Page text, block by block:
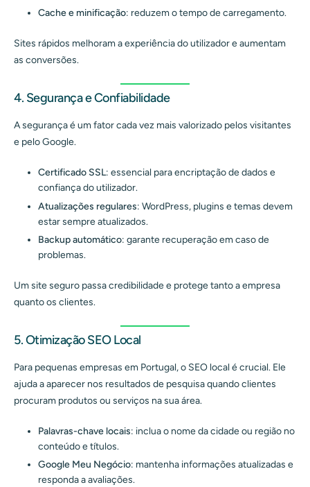
Cache e minificação: reduzem o tempo de carregamento.
Sites rápidos melhoram a experiência do utilizador e aumentam
as conversões.
4. Segurança e Confiabilidade
A segurança é um fator cada vez mais valorizado pelos visitantes
e pelo Google.
Certificado SSL: essencial para encriptação de dados e
confiança do utilizador.
Atualizações regulares: WordPress, plugins e temas devem
estar sempre atualizados.
Backup automático: garante recuperação em caso de
problemas.
Um site seguro passa credibilidade e protege tanto a empresa
quanto os clientes.
5. Otimização SEO Local
Para pequenas empresas em Portugal, o SEO local é crucial. Ele
ajuda a aparecer nos resultados de pesquisa quando clientes
procuram produtos ou serviços na sua área.
Palavras-chave locais: inclua o nome da cidade ou região no
conteúdo e títulos.
Google Meu Negócio: mantenha informações atualizadas e
responda a avaliações.